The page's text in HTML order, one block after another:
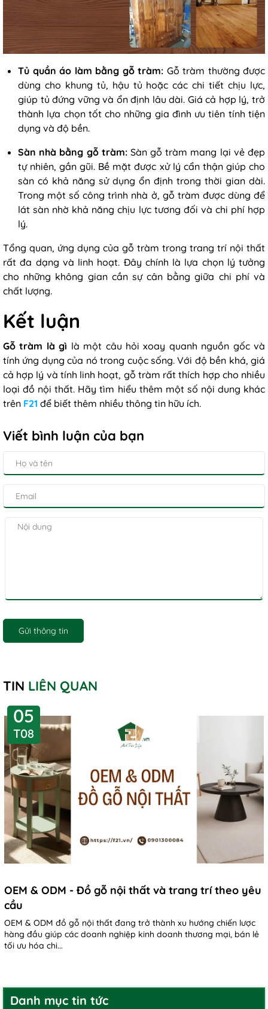
Tủ quần áo làm bằng gỗ tràm: Gỗ tràm thường được
dùng cho khung tủ, hậu tủ hoặc các chi tiết chịu lực,
giúp tủ đứng vững và ổn định lâu dài. Giá cả hợp lý, trở
thành lựa chọn tốt cho những gia đình ưu tiên tính tiện
dụng và độ bền.
Sàn nhà bằng gỗ tràm:Sàn gỗ tràm mang lại vẻ đẹp
tự nhiên, gần gũi. Bề mặt được xử lý cẩn thận giúp cho
sàn có khả năng sử dụng ổn định trong thời gian dài.
Trong một số công trình nhà ở, gỗ tràm được dùng để
lát sàn nhờ khả năng chịu lực tương đối và chi phí hợp
lý.
Tổng quan, ứng dụng của gỗ tràm trong trang trí nội thất
rất đa dạng và linh hoạt. Đây chính là lựa chọn lý tưởng
cho những không gian cần sự cân bằng giữa chi phí và
chất lượng.
Kết luận
Gỗ tràm là gì là một câu hỏi xoay quanh nguồn gốc và
tính ứng dụng của nó trong cuộc sống. Với độ bền khá, giá
cả hợp lý và tính linh hoạt, gỗ tràm rất thích hợp cho nhiều
loại đồ nội thất. Hãy tìm hiểu thêm một số nội dung khác
trên F21 để biết thêm nhiều thông tin hữu ích.
Viết bình luận của bạn
Gửi thông tin
TIN LIÊN QUAN
05
T08
OEM & ODM - Đồ gỗ nội thất và trang trí theo yêu
cầu
OEM & ODM đồ gỗ nội thất đang trở thành xu hướng chiến lược
hàng đầu giúp các doanh nghiệp kinh doanh thương mại, bán lẻ
tối ưu hóa chi...
Danh mục tin tức